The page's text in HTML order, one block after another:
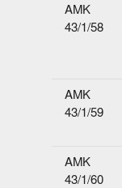
AMK
43/1/58
AMK
43/1/59
AMK
43/1/60